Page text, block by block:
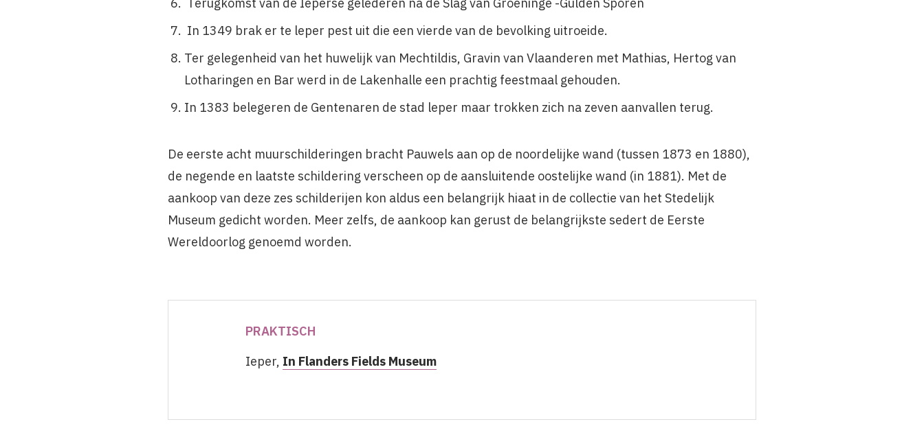
In 1349 brak er te leper pest uit die een vierde van de bevolking uitroeide.
Ter gelegenheid van het huwelijk van Mechtildis, Gravin van Vlaanderen met Mathias, Hertog van
Lotharingen en Bar werd in de Lakenhalle een prachtig feestmaal gehouden.
In 1383 belegeren de Gentenaren de stad leper maar trokken zich na zeven aanvallen terug.
De eerste acht muurschilderingen bracht Pauwels aan op de noordelijke wand (tussen 1873 en 1880),
de negende en laatste schildering verscheen op de aansluitende oostelijke wand (in 1881). Met de
aankoop van deze zes schilderijen kon aldus een belangrijk hiaat in de collectie van het Stedelijk
Museum gedicht worden. Meer zelfs, de aankoop kan gerust de belangrijkste sedert de Eerste
Wereldoorlog genoemd worden.
PRAKTISCH
Ieper, In Flanders Fields Museum